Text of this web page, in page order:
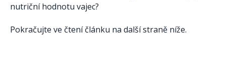
nutriční hodnotu vajec?
Pokračujte ve čtení článku na další straně níže.